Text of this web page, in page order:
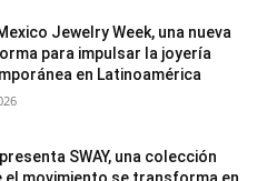
Jewelry Week, una nueva
para impulsar la joyería
en Latinoamérica
SWAY, una colección
el movimiento se transforma en